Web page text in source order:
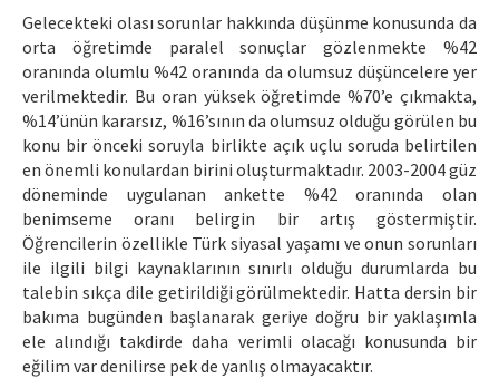
Gelecekteki olası sorunlar hakkında düşünme konusunda da
orta öğretimde paralel sonuçlar gözlenmekte %42
oranında olumlu %42 oranında da olumsuz düşüncelere yer
verilmektedir. Bu oran yüksek öğretimde %70’e çıkmakta,
%14’ünün kararsız, %16’sının da olumsuz olduğu görülen bu
konu bir önceki soruyla birlikte açık uçlu soruda belirtilen
en önemli konulardan birini oluşturmaktadır. 2003-2004 güz
döneminde uygulanan ankette %42 oranında olan
benimseme oranı belirgin bir artış göstermiştir.
Öğrencilerin özellikle Türk siyasal yaşamı ve onun sorunları
ile ilgili bilgi kaynaklarının sınırlı olduğu durumlarda bu
talebin sıkça dile getirildiği görülmektedir. Hatta dersin bir
bakıma bugünden başlanarak geriye doğru bir yaklaşımla
ele alındığı takdirde daha verimli olacağı konusunda bir
eğilim var denilirse pek de yanlış olmayacaktır.